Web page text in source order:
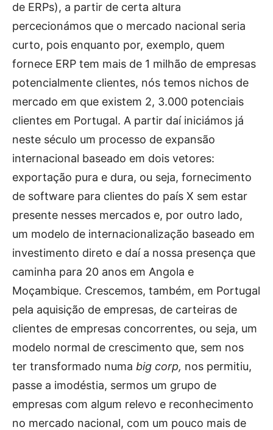
de ERPs), a partir de certa altura
percecionámos que o mercado nacional seria
curto, pois enquanto por, exemplo, quem
fornece ERP tem mais de 1 milhão de empresas
potencialmente clientes, nós temos nichos de
mercado em que existem 2, 3.000 potenciais
clientes em Portugal. A partir daí iniciámos já
neste século um processo de expansão
internacional baseado em dois vetores:
exportação pura e dura, ou seja, fornecimento
de software para clientes do país X sem estar
presente nesses mercados e, por outro lado,
um modelo de internacionalização baseado em
investimento direto e daí a nossa presença que
caminha para 20 anos em Angola e
Moçambique. Crescemos, também, em Portugal
pela aquisição de empresas, de carteiras de
clientes de empresas concorrentes, ou seja, um
modelo normal de crescimento que, sem nos
ter transformado numa big corp, nos permitiu,
passe a imodéstia, sermos um grupo de
empresas com algum relevo e reconhecimento
no mercado nacional, com um pouco mais de